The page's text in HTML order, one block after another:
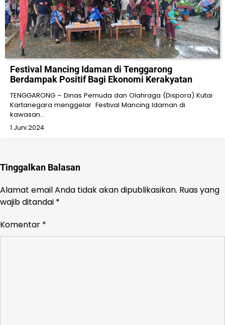
Festival Mancing Idaman di Tenggarong
Berdampak Positif Bagi Ekonomi Kerakyatan
TENGGARONG – Dinas Pemuda dan Olahraga (Dispora) Kutai
Kartanegara menggelar Festival Mancing Idaman di
kawasan…
1 Juni 2024
Tinggalkan Balasan
Alamat email Anda tidak akan dipublikasikan. Ruas yang
wajib ditandai *
Komentar *